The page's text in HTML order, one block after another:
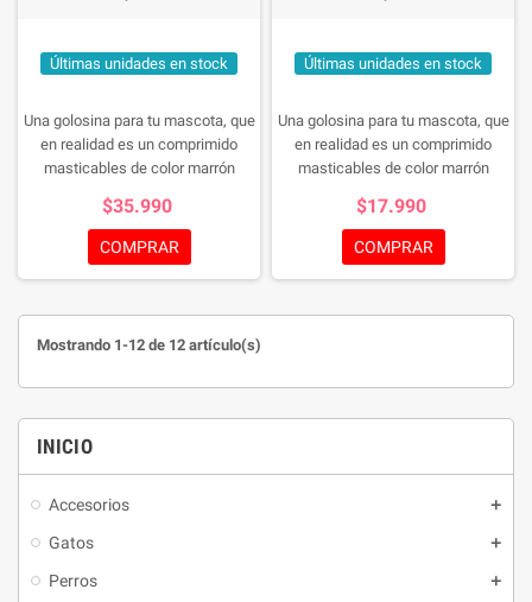
INICIO
Accesorios
Gatos
Perros
Últimas unidades en stock
Una golosina para tu mascota, que
en realidad es un comprimido
masticables de color marrón
los bordes redondeados para el
tratamiento de las infestaciones
por garrapatas y pulgas y el
en perros, una manera de cuidar a
tu mascota de manera rica y
$35.990
COMPRAR
Últimas unidades en stock
Una golosina para tu mascota, que
en realidad es un comprimido
masticables de color marrón
los bordes redondeados para el
tratamiento de las infestaciones
por garrapatas y pulgas y el
en perros, una manera de cuidar a
$17.990
COMPRAR
Mostrando 1-12 de 12 artículo(s)